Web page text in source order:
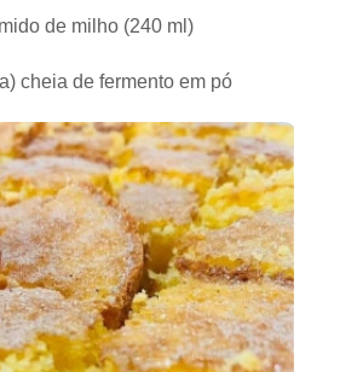
de milho (240 ml)
cheia de fermento em pó